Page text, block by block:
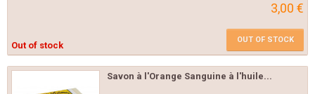
3,00 €
Out of stock
OUT OF STOCK
Savon à l'Orange Sanguine à l'huile...